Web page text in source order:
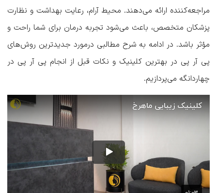
مراجعه‌کننده ارائه می‌دهند. محیط آرام، رعایت بهداشت و نظارت
پزشکان متخصص، باعث می‌شود تجربه درمان برای شما راحت و
مؤثر باشد. در ادامه به شرح مطالبی درمورد جدیدترین روش‌های
پی آر پی در بهترین کلینیک و نکات قبل از انجام پی آر پی در
چهاردانگه می‌پردازیم.